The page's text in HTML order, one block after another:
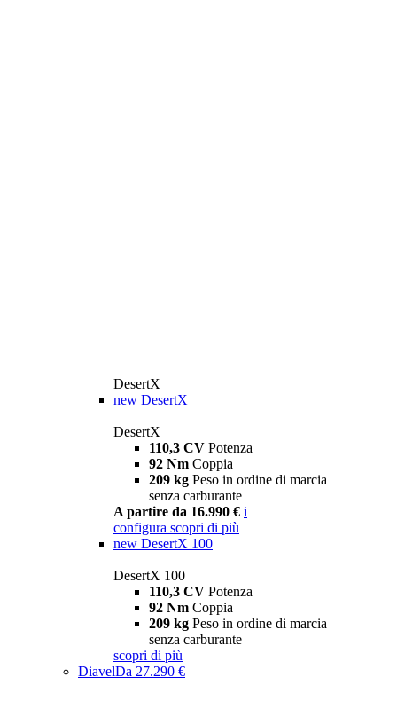
DesertX
new DesertX
DesertX
110,3 CV Potenza
92 Nm Coppia
209 kg Peso in ordine di marcia
senza carburante
A partire da 16.990 € i
configura scopri di più
new DesertX 100
DesertX 100
110,3 CV Potenza
92 Nm Coppia
209 kg Peso in ordine di marcia
senza carburante
scopri di più
DiavelDa 27.290 €